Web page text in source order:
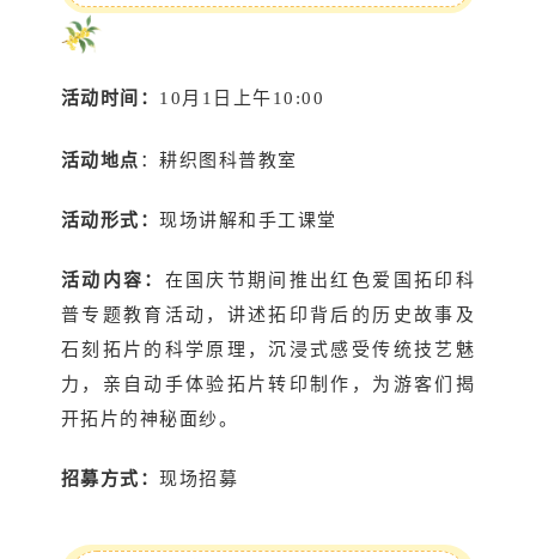
活动时间： 10月1日上午10:00
活动地点 ：耕织图科普教室
活动形式：现场讲解和手工课堂
活动内容： 在国庆节期间推出红色爱国拓印科
普专题教育活动，讲述拓印背后的历史故事及
石刻拓片的科学原理，沉浸式感受传统技艺魅
力，亲自动手体验拓片转印制作，为游客们揭
开拓片的神秘面纱。
招募方式：现场招募